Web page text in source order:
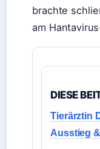
brachte
am
DIESE
Tierärztin
Ausstieg